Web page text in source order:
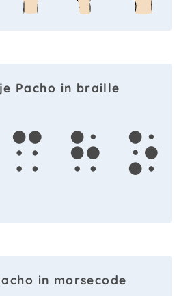
Pacho in braille
c h o
in morsecode